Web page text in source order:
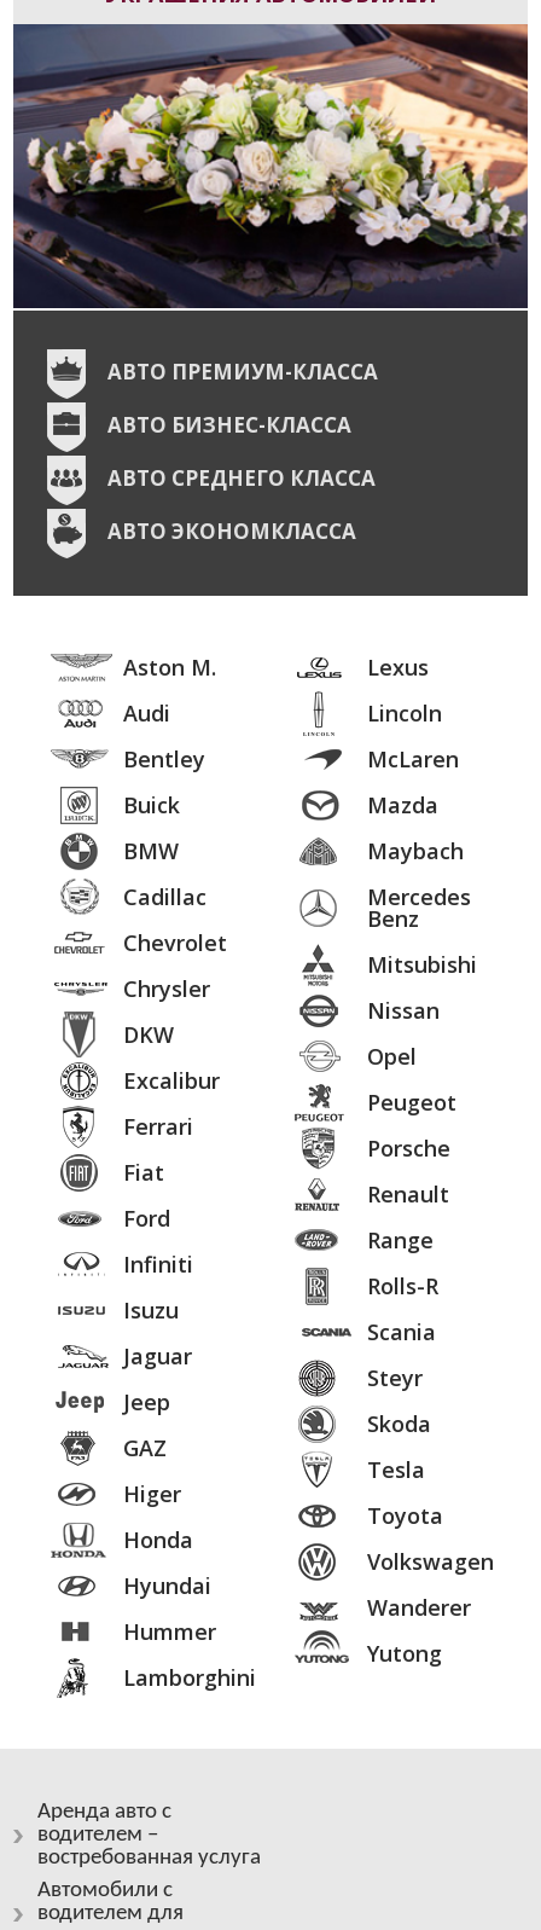
АВТО ПРЕМИУМ-КЛАССА
АВТО БИЗНЕС-КЛАССА
АВТО СРЕДНЕГО КЛАССА
АВТО ЭКОНОМКЛАССА
Aston M.
Audi
Bentley
Buick
BMW
Cadillac
Chevrolet
Chrysler
DKW
Excalibur
Ferrari
Fiat
Ford
Infiniti
Isuzu
Jaguar
Jeep
GAZ
Higer
Honda
Hyundai
Hummer
Lamborghini
Lexus
Lincoln
McLaren
Mazda
Maybach
Mercedes
Benz
Mitsubishi
Nissan
Opel
Peugeot
Porsche
Renault
Range
Rolls-R
Scania
Steyr
Skoda
Tesla
Toyota
Volkswagen
Wanderer
Yutong
Аренда авто с
водителем –
востребованная услуга
Автомобили с
водителем для